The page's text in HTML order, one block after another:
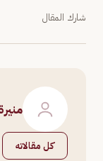
شارك المقال
كل مقالاته